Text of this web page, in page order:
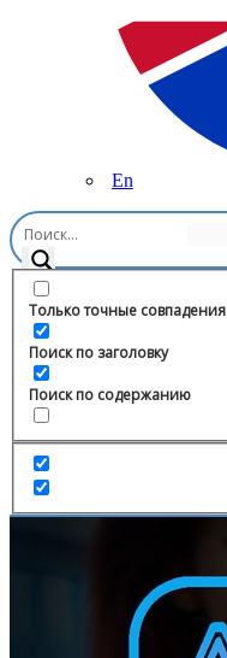
En
Только точные совпадения
Поиск по заголовку
Поиск по содержанию
Главная
безопасность | АСИЗ